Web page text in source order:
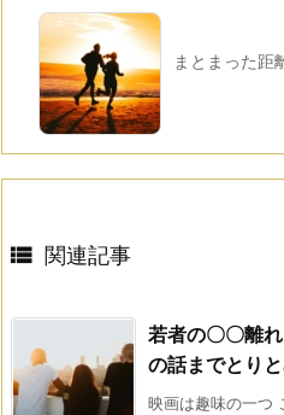
まとまった距
 関連記事
若者の〇〇離
の話までとりと
映画は趣味の一つ